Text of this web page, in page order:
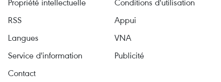
Propriété intellectuelle
Conditions d'utilisation
RSS
Appui
Langues
VNA
Service d'information
Publicité
Contact